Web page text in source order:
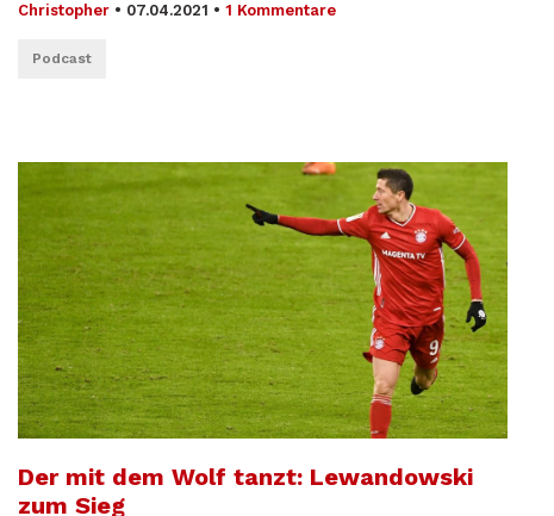
Christopher • 07.04.2021 • 1 Kommentare
Podcast
Der mit dem Wolf tanzt: Lewandowski
zum Sieg